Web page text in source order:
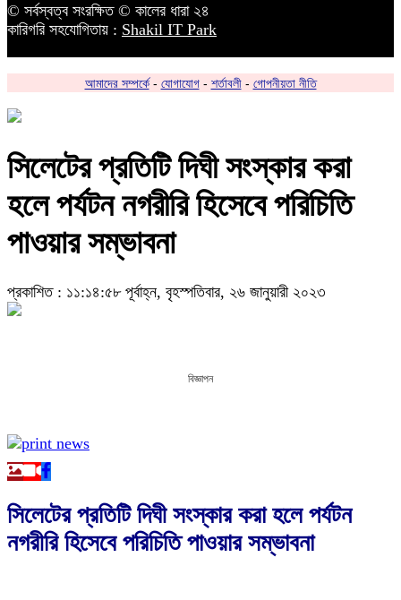
© সর্বস্বত্ব সংরক্ষিত © কালের ধারা ২৪
কারিগরি সহযোগিতায় : Shakil IT Park
আমাদের সম্পর্কে- যোগাযোগ- শর্তাবলী- গোপনীয়তা নীতি
সিলেটের প্রতিটি দিঘী সংস্কার করা
হলে পর্যটন নগরীরি হিসেবে পরিচিতি
পাওয়ার সম্ভাবনা
প্রকাশিত : ১১:১৪:৫৮ পূর্বাহ্ন, বৃহস্পতিবার, ২৬ জানুয়ারী ২০২৩
বিজ্ঞাপন
সিলেটের প্রতিটি দিঘী সংস্কার করা হলে পর্যটন
নগরীরি হিসেবে পরিচিতি পাওয়ার সম্ভাবনা